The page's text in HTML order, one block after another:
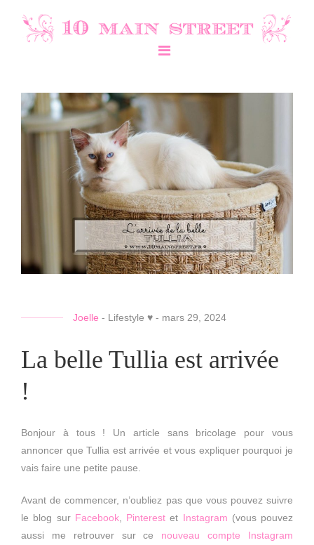
Joelle - Lifestyle ♥ - mars 29, 2024
La belle Tullia est arrivée
!
Bonjour à tous ! Un article sans bricolage pour vous
annoncer que Tullia est arrivée et vous expliquer pourquoi je
vais faire une petite pause.
Avant de commencer, n’oubliez pas que vous pouvez suivre
le blog sur Facebook, Pinterest et Instagram (vous pouvez
aussi me retrouver sur ce nouveau compte Instagram